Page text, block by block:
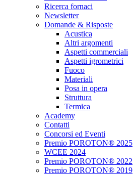
Ricerca fornaci
Newsletter
Domande & Risposte
Acustica
Altri argomenti
Aspetti commerciali
Aspetti igrometrici
Fuoco
Materiali
Posa in opera
Struttura
Termica
Academy
Contatti
Concorsi ed Eventi
Premio POROTON® 2025
WCEE 2024
Premio POROTON® 2022
Premio POROTON® 2019